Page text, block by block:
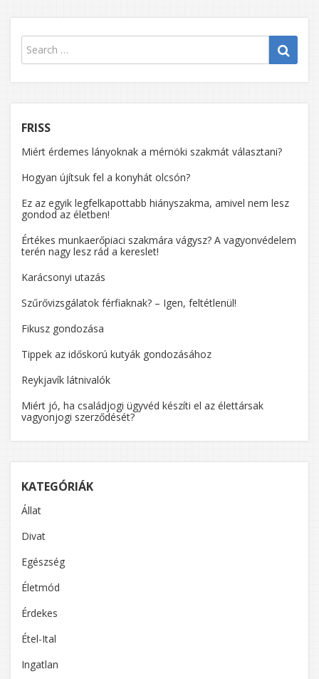
FRISS
Miért érdemes lányoknak a mérnöki szakmát választani?
Hogyan újítsuk fel a konyhát olcsón?
Ez az egyik legfelkapottabb hiányszakma, amivel nem lesz
gondod az életben!
Értékes munkaerőpiaci szakmára vágysz? A vagyonvédelem
terén nagy lesz rád a kereslet!
Karácsonyi utazás
Szűrővizsgálatok férfiaknak? – Igen, feltétlenül!
Fikusz gondozása
Tippek az időskorú kutyák gondozásához
Reykjavík látnivalók
Miért jó, ha családjogi ügyvéd készíti el az élettársak
vagyonjogi szerződését?
KATEGÓRIÁK
Állat
Divat
Egészség
Életmód
Érdekes
Étel-Ital
Ingatlan